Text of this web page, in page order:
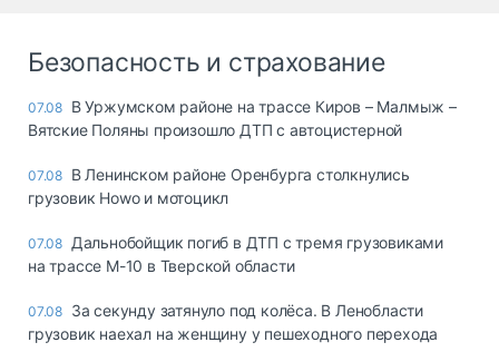
Безопасность и страхование
07.08 В Уржумском районе на трассе Киров – Малмыж –
Вятские Поляны произошло ДТП с автоцистерной
07.08 В Ленинском районе Оренбурга столкнулись
грузовик Howo и мотоцикл
07.08 Дальнобойщик погиб в ДТП с тремя грузовиками
на трассе М-10 в Тверской области
07.08 За секунду затянуло под колёса. В Ленобласти
грузовик наехал на женщину у пешеходного перехода